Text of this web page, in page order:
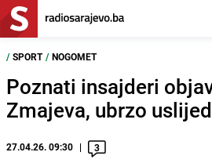
/ SPORT / NOGOMET
Poznati insajderi
Zmajeva, ubrzo
27.04.26. 09:30 3